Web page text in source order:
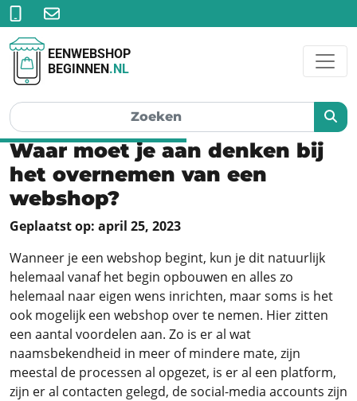
EENWEBSHOP
BEGINNEN.NL
Waar moet je aan denken bij
het overnemen van een
webshop?
Geplaatst op: april 25, 2023
Wanneer je een webshop begint, kun je dit natuurlijk
helemaal vanaf het begin opbouwen en alles zo
helemaal naar eigen wens inrichten, maar soms is het
ook mogelijk een webshop over te nemen. Hier zitten
een aantal voordelen aan. Zo is er al wat
naamsbekendheid in meer of mindere mate, zijn
meestal de processen al opgezet, is er al een platform,
zijn er al contacten gelegd, de social-media accounts zijn